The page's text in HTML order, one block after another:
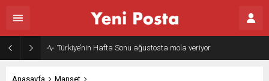
Türkiye’nin Hafta Sonu ağustosta mola veriyor
Anasayfa
Manşet